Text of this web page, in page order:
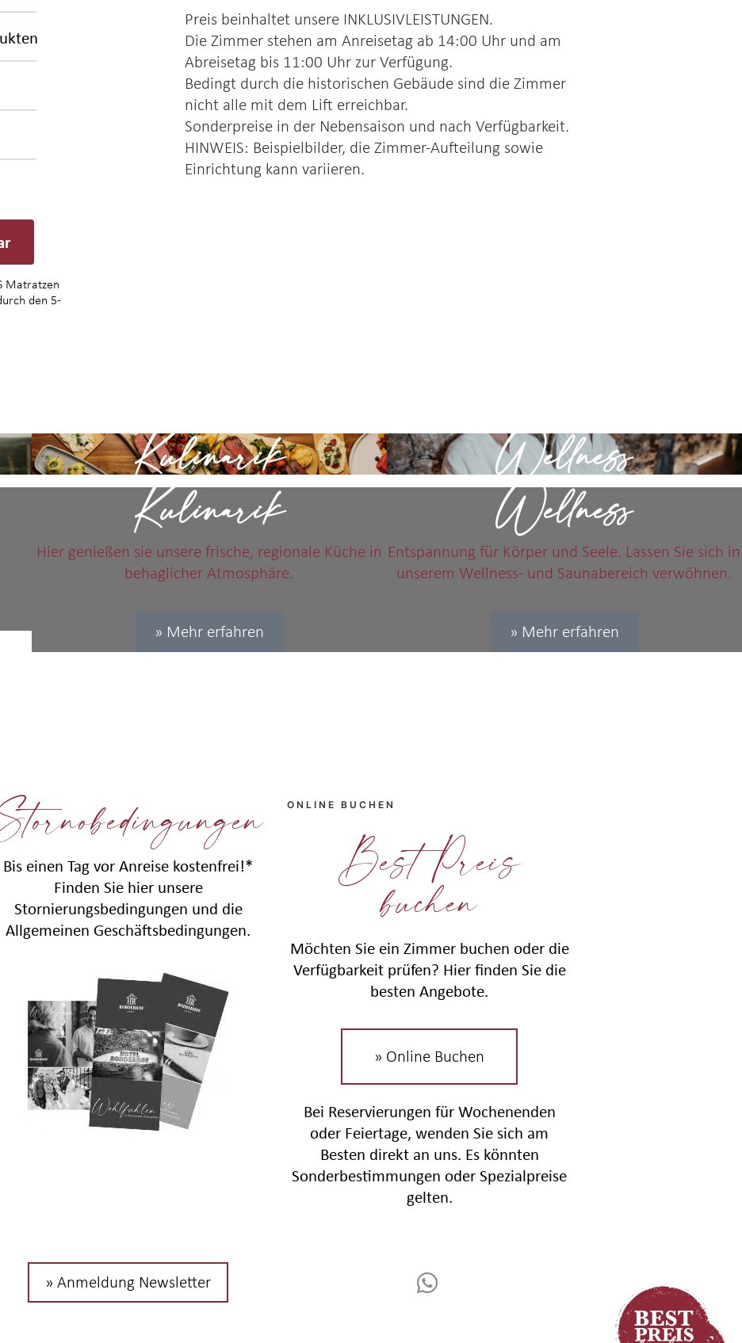
Matratzen
den 5-
Preis beinhaltet unsere INKLUSIVLEISTUNGEN.
Die Zimmer stehen am Anreisetag ab 14:00 Uhr und am
Abreisetag bis 11:00 Uhr zur Verfügung.
Bedingt durch die historischen Gebäude sind die Zimmer
nicht alle mit dem Lift erreichbar.
Sonderpreise in der Nebensaison und nach Verfügbarkeit.
HINWEIS: Beispielbilder, die Zimmer-Aufteilung sowie
Einrichtung kann variieren.
Kulinarik
Kulinarik
Hier genießen sie unsere frische, regionale Küche in
behaglicher Atmosphäre.
» Mehr erfahren
Wellness
Wellness
Entspannung für Körper und Seele. Lassen Sie sich in
unserem Wellness- und Saunabereich verwöhnen.
» Mehr erfahren
Bis einen Tag vor Anreise kostenfrei!*
Finden Sie hier unsere
Stornierungsbedingungen und die
Allgemeinen Geschäftsbedingungen.
ONLINE BUCHEN
Best Preis
buchen
Möchten Sie ein Zimmer buchen oder die
Verfügbarkeit prüfen? Hier finden Sie die
besten Angebote.
» Online Buchen
Bei Reservierungen für Wochenenden
oder Feiertage, wenden Sie sich am
Besten direkt an uns. Es könnten
Sonderbestimmungen oder Spezialpreise
gelten.
» Anmeldung Newsletter